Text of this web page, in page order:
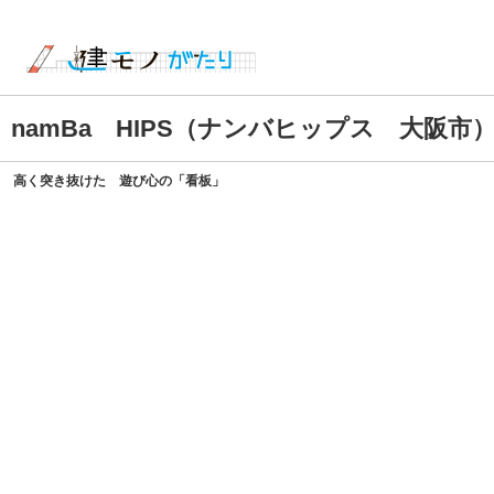
namBa HIPS（ナンバヒップス 大阪市
高く突き抜けた 遊び心の「看板」